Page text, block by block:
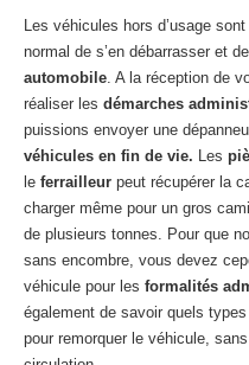
Les véhicules hors d’usage
normal de s’en débarrasser et
automobile. A la réception de
réaliser les démarches
puissions envoyer une
véhicules en fin de vie. Les
le ferrailleur peut récupérer la
charger même pour un gros
de plusieurs tonnes. Pour que
sans encombre, vous devez
véhicule pour les formalités
également de savoir quels
pour remorquer le véhicule,